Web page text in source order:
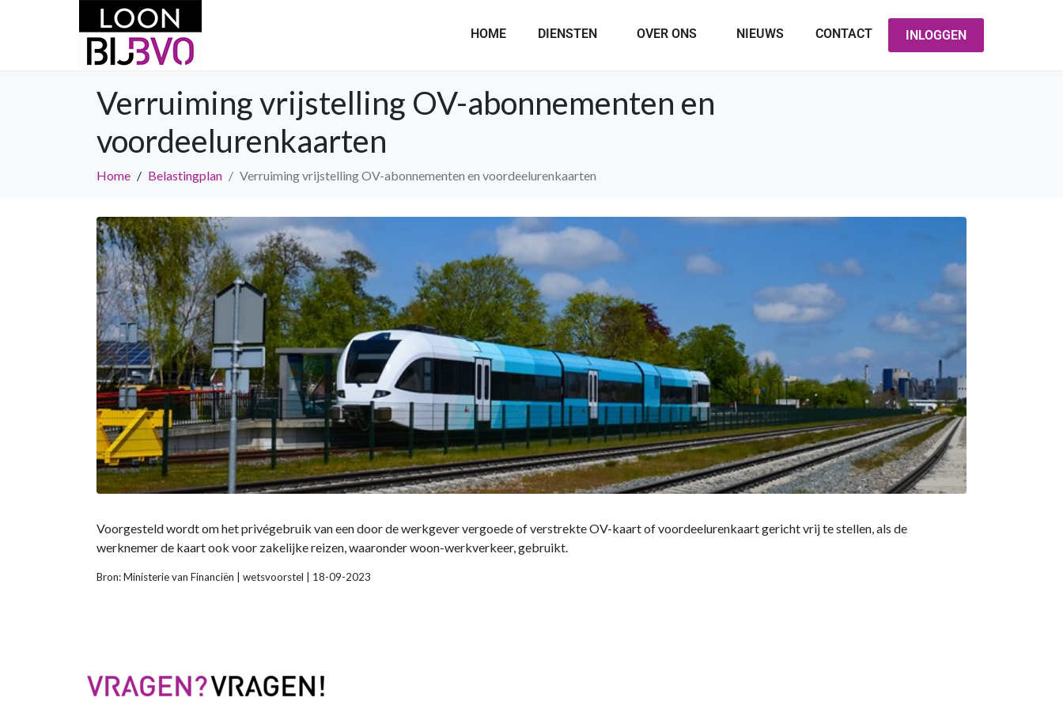
HOME DIENSTEN OVER ONS NIEUWS CONTACT INLOGGEN
Verruiming vrijstelling OV-abonnementen en
voordeelurenkaarten
Home Belastingplan Verruiming vrijstelling OV-abonnementen en voordeelurenkaarten
Voorgesteld wordt om het privégebruik van een door de werkgever vergoede of verstrekte OV-kaart of voordeelurenkaart gericht vrij te stellen, als de
werknemer de kaart ook voor zakelijke reizen, waaronder woon-werkverkeer, gebruikt.
Bron: Ministerie van Financiën | wetsvoorstel | 18-09-2023